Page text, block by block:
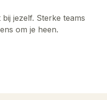
jezelf. Sterke teams
om je heen.